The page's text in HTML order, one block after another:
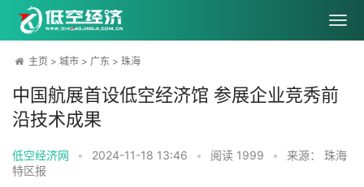
主页 > 城市 > 广东 > 珠海
中国航展首设低空经济馆 参展企业竞秀前
沿技术成果
低空经济网 • 2024-11-18 13:46 • 阅读 1999 •
来源： 珠海
特区报